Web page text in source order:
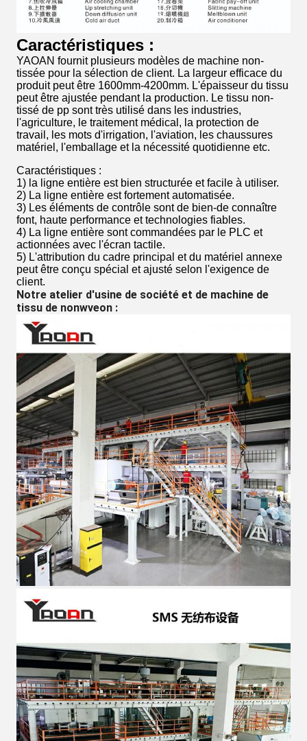
Caractéristiques :
YAOAN fournit plusieurs modèles de machine non-
tissée pour la sélection de client. La largeur efficace du
produit peut être 1600mm-4200mm. L'épaisseur du tissu
peut être ajustée pendant la production. Le tissu non-
tissé de pp sont très utilisé dans les industries,
l'agriculture, le traitement médical, la protection de
travail, les mots d'irrigation, l'aviation, les chaussures
matériel, l'emballage et la nécessité quotidienne etc.
Caractéristiques :
1) la ligne entière est bien structurée et facile à utiliser.
2) La ligne entière est fortement automatisée.
3) Les éléments de contrôle sont de bien-de connaître
font, haute performance et technologies fiables.
4) La ligne entière sont commandées par le PLC et
actionnées avec l'écran tactile.
5) L'attribution du cadre principal et du matériel annexe
peut être conçu spécial et ajusté selon l'exigence de
client.
Notre atelier d'usine de société et de machine de
tissu de nonwveon :